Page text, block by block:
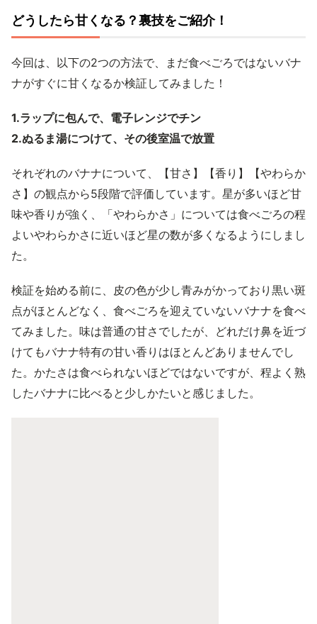
どうしたら甘くなる？裏技をご紹介！
今回は、以下の2つの方法で、まだ食べごろではないバナ
ナがすぐに甘くなるか検証してみました！
1.ラップに包んで、電子レンジでチン
2.ぬるま湯につけて、その後室温で放置
それぞれのバナナについて、【甘さ】【香り】【やわらか
さ】の観点から5段階で評価しています。星が多いほど甘
味や香りが強く、「やわらかさ」については食べごろの程
よいやわらかさに近いほど星の数が多くなるようにしまし
た。
検証を始める前に、皮の色が少し青みがかっており黒い斑
点がほとんどなく、食べごろを迎えていないバナナを食べ
てみました。味は普通の甘さでしたが、どれだけ鼻を近づ
けてもバナナ特有の甘い香りはほとんどありませんでし
た。かたさは食べられないほどではないですが、程よく熟
したバナナに比べると少しかたいと感じました。